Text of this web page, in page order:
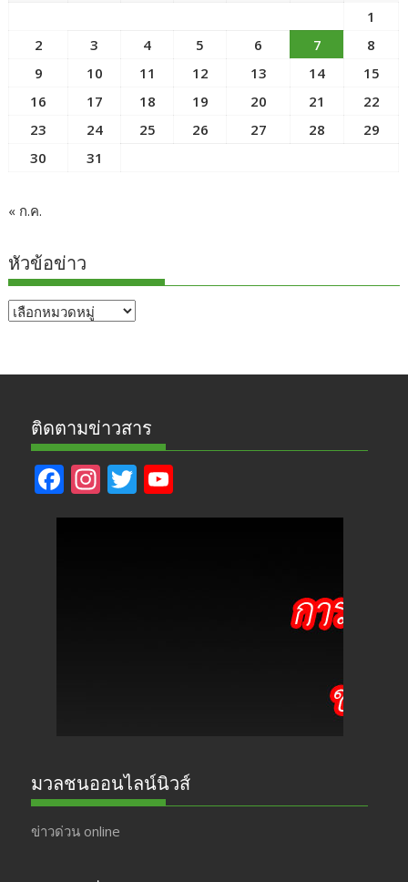
1
2
3 4 5 6 7
8
9
10 11 12 13 14
15
16
17 18 19 20 21
22
23
24 25 26 27 28
29
30
31
« ก.ค.
หัวข้อข่าว
หัวข้อ
ติดตามข่าวสาร
F
ac
In
st
T
w o
มวลชนออนไลน์นิวส์
ข่าวด่วน online